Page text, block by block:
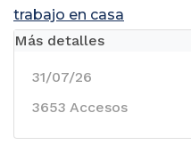
trabajo en casa
Más detalles
31/07/26
3653 Accesos